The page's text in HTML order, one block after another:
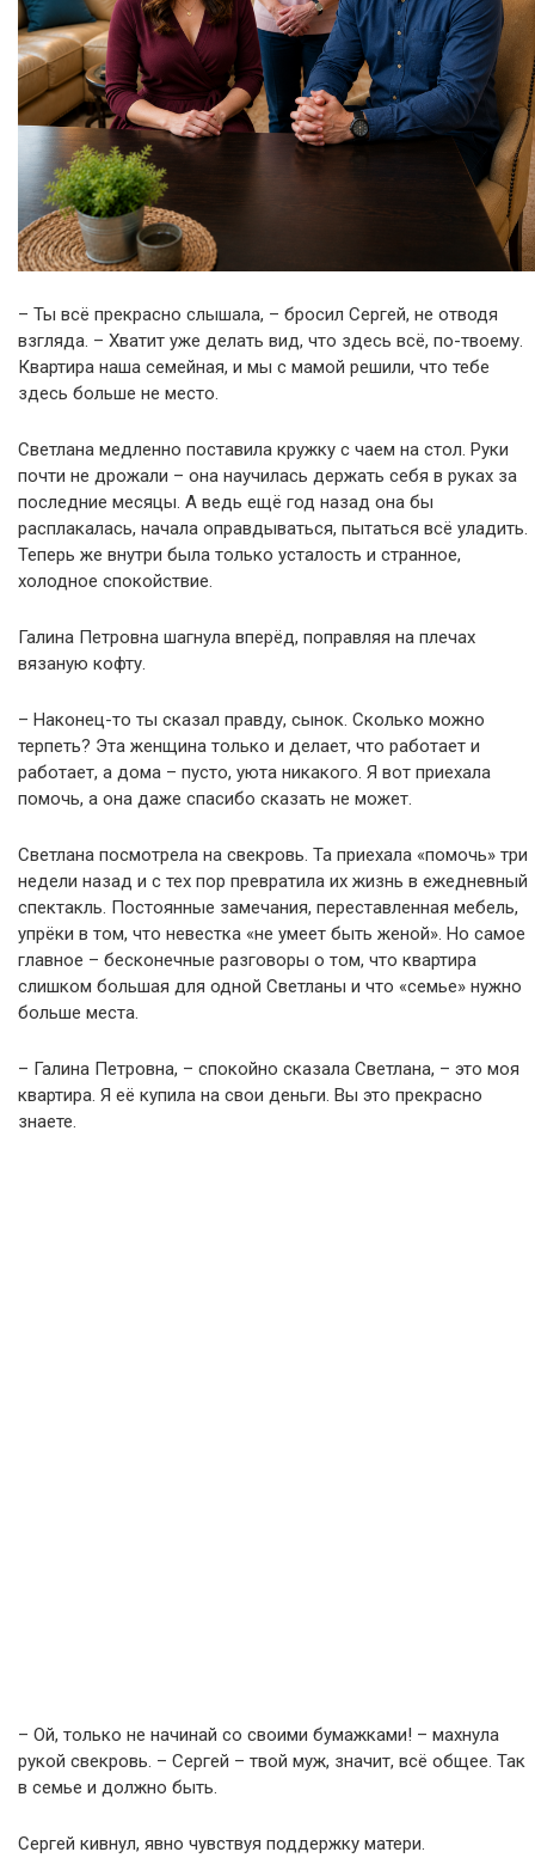
– Ты всё прекрасно слышала, – бросил Сергей, не отводя
взгляда. – Хватит уже делать вид, что здесь всё, по-твоему.
Квартира наша семейная, и мы с мамой решили, что тебе
здесь больше не место.
Светлана медленно поставила кружку с чаем на стол. Руки
почти не дрожали – она научилась держать себя в руках за
последние месяцы. А ведь ещё год назад она бы
расплакалась, начала оправдываться, пытаться всё уладить.
Теперь же внутри была только усталость и странное,
холодное спокойствие.
Галина Петровна шагнула вперёд, поправляя на плечах
вязаную кофту.
– Наконец-то ты сказал правду, сынок. Сколько можно
терпеть? Эта женщина только и делает, что работает и
работает, а дома – пусто, уюта никакого. Я вот приехала
помочь, а она даже спасибо сказать не может.
Светлана посмотрела на свекровь. Та приехала «помочь» три
недели назад и с тех пор превратила их жизнь в ежедневный
спектакль. Постоянные замечания, переставленная мебель,
упрёки в том, что невестка «не умеет быть женой». Но самое
главное – бесконечные разговоры о том, что квартира
слишком большая для одной Светланы и что «семье» нужно
больше места.
– Галина Петровна, – спокойно сказала Светлана, – это моя
квартира. Я её купила на свои деньги. Вы это прекрасно
знаете.
– Ой, только не начинай со своими бумажками! – махнула
рукой свекровь. – Сергей – твой муж, значит, всё общее. Так
в семье и должно быть.
Сергей кивнул, явно чувствуя поддержку матери.